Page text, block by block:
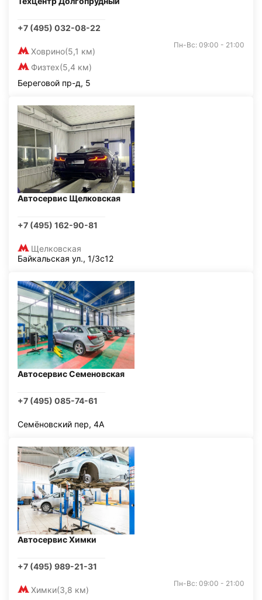
+7 (495) 032-08-22
Ховрино(5,1 км)
Физтех(5,4 км)
Пн-Вс: 09:00 - 21:00
Береговой пр-д, 5
Автосервис Щелковская
+7 (495) 162-90-81
Щелковская
Байкальская ул., 1/3с12
Автосервис Семеновская
+7 (495) 085-74-61
Семёновский пер, 4А
Автосервис Химки
+7 (495) 989-21-31
Химки(3,8 км)
Пн-Вс: 09:00 - 21:00